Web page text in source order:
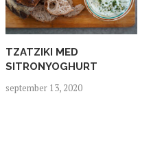
TZATZIKI MED
SITRONYOGHURT
september 13, 2020